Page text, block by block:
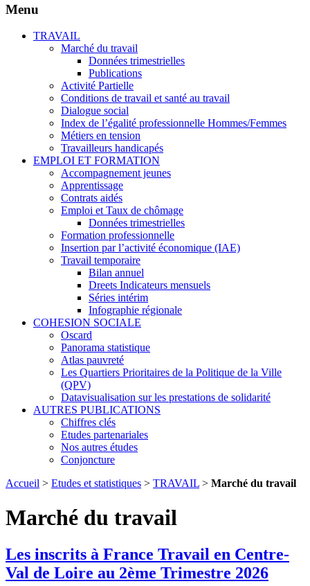
Menu
TRAVAIL
Marché du travail
Données trimestrielles
Publications
Activité Partielle
Conditions de travail et santé au travail
Dialogue social
Index de l’égalité professionnelle Hommes/Femmes
Métiers en tension
Travailleurs handicapés
EMPLOI ET FORMATION
Accompagnement jeunes
Apprentissage
Contrats aidés
Emploi et Taux de chômage
Données trimestrielles
Formation professionnelle
Insertion par l’activité économique (IAE)
Travail temporaire
Bilan annuel
Dreets Indicateurs mensuels
Séries intérim
Infographie régionale
COHESION SOCIALE
Oscard
Panorama statistique
Atlas pauvreté
Les Quartiers Prioritaires de la Politique de la Ville
(QPV)
Datavisualisation sur les prestations de solidarité
AUTRES PUBLICATIONS
Chiffres clés
Etudes partenariales
Nos autres études
Conjoncture
Accueil > Etudes et statistiques > TRAVAIL > Marché du travail
Marché du travail
Les inscrits à France Travail en Centre-
Val de Loire au 2ème Trimestre 2026